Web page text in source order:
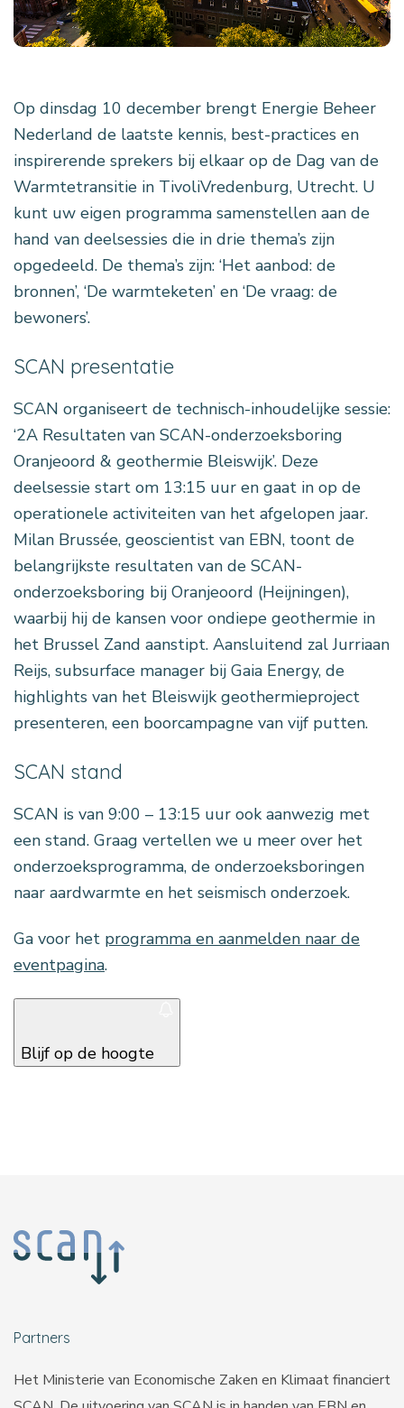
Op dinsdag 10 december brengt Energie Beheer
Nederland de laatste kennis, best-practices en
inspirerende sprekers bij elkaar op de Dag van de
Warmtetransitie in TivoliVredenburg, Utrecht. U
kunt uw eigen programma samenstellen aan de
hand van deelsessies die in drie thema’s zijn
opgedeeld. De thema’s zijn: ‘Het aanbod: de
bronnen’, ‘De warmteketen’ en ‘De vraag: de
bewoners’.
SCAN presentatie
SCAN organiseert de technisch-inhoudelijke sessie:
‘2A Resultaten van SCAN-onderzoeksboring
Oranjeoord & geothermie Bleiswijk’. Deze
deelsessie start om 13:15 uur en gaat in op de
operationele activiteiten van het afgelopen jaar.
Milan Brussée, geoscientist van EBN, toont de
belangrijkste resultaten van de SCAN-
onderzoeksboring bij Oranjeoord (Heijningen),
waarbij hij de kansen voor ondiepe geothermie in
het Brussel Zand aanstipt. Aansluitend zal Jurriaan
Reijs, subsurface manager bij Gaia Energy, de
highlights van het Bleiswijk geothermieproject
presenteren, een boorcampagne van vijf putten.
SCAN stand
SCAN is van 9:00 – 13:15 uur ook aanwezig met
een stand. Graag vertellen we u meer over het
onderzoeksprogramma, de onderzoeksboringen
naar aardwarmte en het seismisch onderzoek.
Ga voor het programma en aanmelden naar de
eventpagina.
Blijf op de hoogte
Partners
Het Ministerie van Economische Zaken en Klimaat financiert